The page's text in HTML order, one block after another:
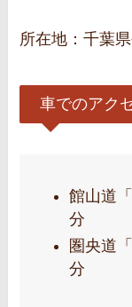
所在地：千葉
車でのアク
館山道
分
圏央道
分